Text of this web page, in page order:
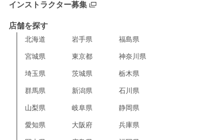
インストラクター募集
店舗を探す
北海道 岩手県 福島県
宮城県 東京都 神奈川県
埼玉県 茨城県 栃木県
群馬県 新潟県 石川県
山梨県 岐阜県 静岡県
愛知県 大阪府 兵庫県